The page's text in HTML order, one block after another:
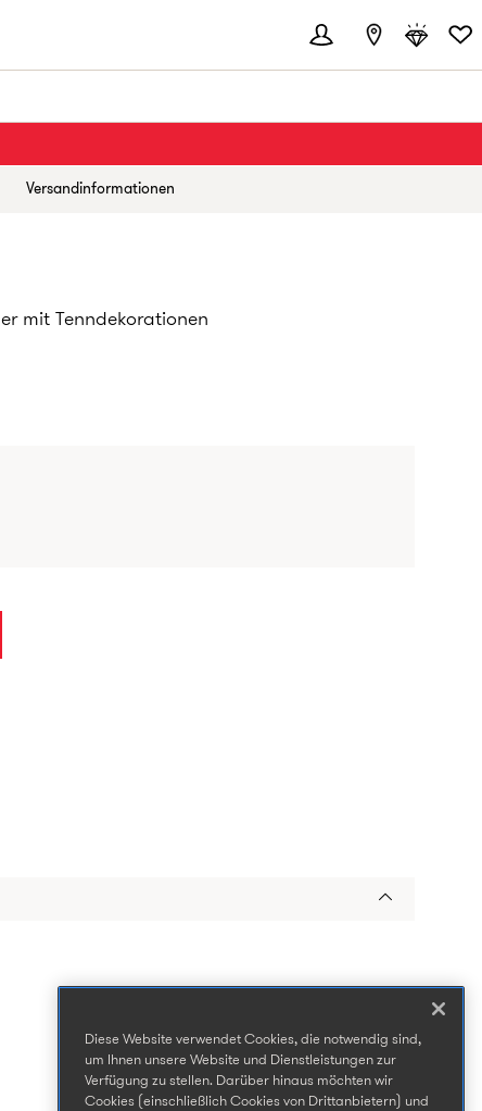
Versandinformationen
mit Tenndekorationen
Diese Website verwendet Cookies, die notwendig sind,
um Ihnen unsere Website und Dienstleistungen zur
Verfügung zu stellen. Darüber hinaus möchten wir
Cookies (einschließlich Cookies von Drittanbietern) und